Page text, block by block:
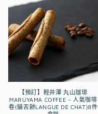
【預訂】輕井澤 丸山珈琲
MARUYAMA COFFEE - 人氣咖啡
卷(貓舌餅LANGUE DE CHAT)8件